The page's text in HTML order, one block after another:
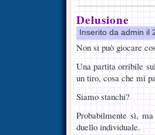
Delusione
Inserito da admin
Non si può giocare
Una partita orribile
un tiro, cosa che mi
Siamo stanchi?
Probabilmente sì,
duello individuale.